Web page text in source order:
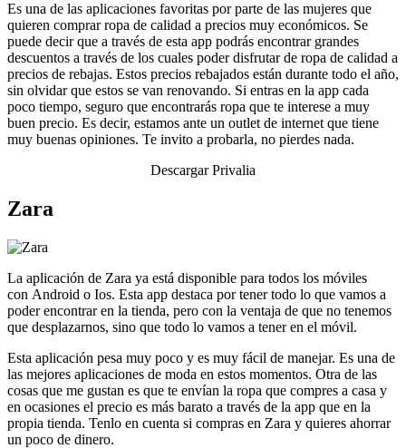
Es una de las aplicaciones favoritas por parte de las mujeres que
quieren comprar ropa de calidad a precios muy económicos. Se
puede decir que a través de esta app podrás encontrar grandes
descuentos a través de los cuales poder disfrutar de ropa de calidad a
precios de rebajas. Estos precios rebajados están durante todo el año,
sin olvidar que estos se van renovando. Si entras en la app cada
poco tiempo, seguro que encontrarás ropa que te interese a muy
buen precio. Es decir, estamos ante un outlet de internet que tiene
muy buenas opiniones. Te invito a probarla, no pierdes nada.
Descargar Privalia
Zara
La aplicación de Zara ya está disponible para todos los móviles
con Android o Ios. Esta app destaca por tener todo lo que vamos a
poder encontrar en la tienda, pero con la ventaja de que no tenemos
que desplazarnos, sino que todo lo vamos a tener en el móvil.
Esta aplicación pesa muy poco y es muy fácil de manejar. Es una de
las mejores aplicaciones de moda en estos momentos. Otra de las
cosas que me gustan es que te envían la ropa que compres a casa y
en ocasiones el precio es más barato a través de la app que en la
propia tienda. Tenlo en cuenta si compras en Zara y quieres ahorrar
un poco de dinero.